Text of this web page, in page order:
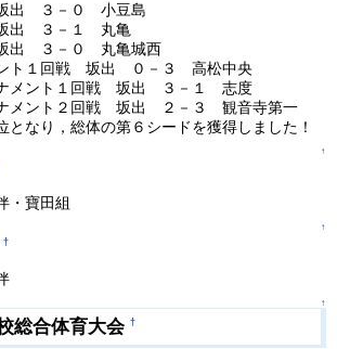
出 ３－０ 小豆島
出 ３－１ 丸亀
出 ３－０ 丸亀城西
ト１回戦 坂出 ０－３ 高松中央
ナメント１回戦 坂出 ３－１ 志度
ナメント２回戦 坂出 ２－３ 観音寺第一
なり，総体の第６シードを獲得しました！
↑
・寶田組
↑
†
↑
総合体育大会†